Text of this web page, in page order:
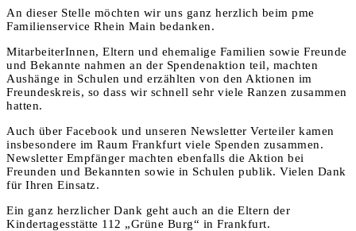
An dieser Stelle möchten wir uns ganz herzlich beim pme
Familienservice Rhein Main bedanken.
MitarbeiterInnen, Eltern und ehemalige Familien sowie Freunde
und Bekannte nahmen an der Spendenaktion teil, machten
Aushänge in Schulen und erzählten von den Aktionen im
Freundeskreis, so dass wir schnell sehr viele Ranzen zusammen
hatten.
Auch über Facebook und unseren Newsletter Verteiler kamen
insbesondere im Raum Frankfurt viele Spenden zusammen.
Newsletter Empfänger machten ebenfalls die Aktion bei
Freunden und Bekannten sowie in Schulen publik. Vielen Dank
für Ihren Einsatz.
Ein ganz herzlicher Dank geht auch an die Eltern der
Kindertagesstätte 112 „Grüne Burg“ in Frankfurt.